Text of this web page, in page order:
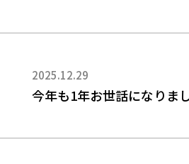
2025.12.29
今年も1年お世話になりま